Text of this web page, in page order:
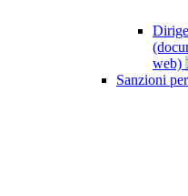
web)
Sanzioni